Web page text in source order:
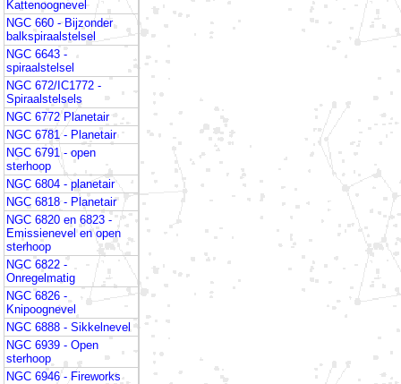
Kattenoognevel
NGC 660 - Bijzonder
balkspiraalstelsel
NGC 6643 -
spiraalstelsel
NGC 672/IC1772 -
Spiraalstelsels
NGC 6772 Planetair
NGC 6781 - Planetair
NGC 6791 - open
sterhoop
NGC 6804 - planetair
NGC 6818 - Planetair
NGC 6820 en 6823 -
Emissienevel en open
sterhoop
NGC 6822 -
Onregelmatig
NGC 6826 -
Knipoognevel
NGC 6888 - Sikkelnevel
NGC 6939 - Open
sterhoop
NGC 6946 - Fireworks